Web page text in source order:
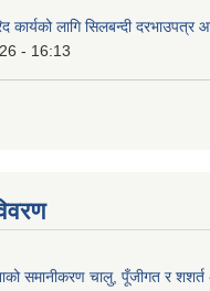
कार्यको लागि सिलबन्दी दरभाउपत्र
- 16:13
समानीकरण चालु, पूँजीगत र